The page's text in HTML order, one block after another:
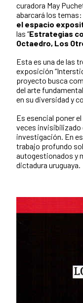
curadora May
abarcará los temas:
el espacio
las “Estrategias
Octaedro, Los
Esta es una de las
exposición
proyecto busca
del arte
en su diversidad y
Es esencial poner
veces invisibilizado
investigación. En
trabajo profundo
autogestionados y
dictadura uruguaya.